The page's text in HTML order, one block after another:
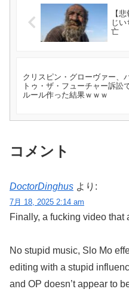
【
じ
亡
クリスピン・グローヴァー、
トゥ・ザ・フューチャー訴訟
ルール作った結果ｗｗｗ
コメント
DoctorDinghus より:
7月 18, 2025 2:14 am
Finally, a fucking video that
No stupid music, Slo Mo
editing with a stupid
and OP doesn’t appear to